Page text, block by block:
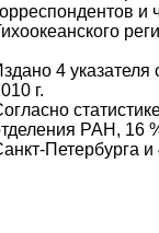
и
4 указателя
г.
РАН, 16
Петербурга и